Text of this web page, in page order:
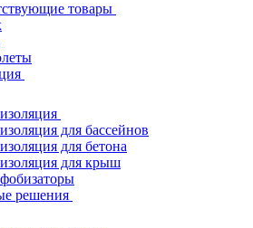
товары
для бассейнов
для бетона
для крыш
решения